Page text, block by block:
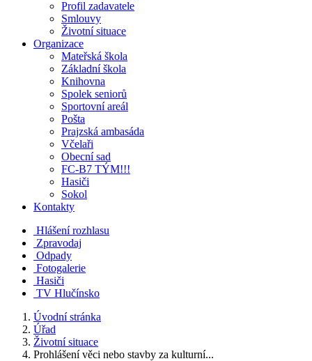
Profil zadavatele
Smlouvy
Životní situace
Organizace
Mateřská škola
Základní škola
Knihovna
Spolek seniorů
Sportovní areál
Pošta
Prajzská ambasáda
Včelaři
Obecní sad
FC-B7 TÝM!!!
Hasiči
Sokol
Kontakty
Hlášení rozhlasu
Zpravodaj
Odpady
Fotogalerie
Hasiči
TV Hlučínsko
Úvodní stránka
Úřad
Životní situace
Prohlášení věci nebo stavby za kulturní...